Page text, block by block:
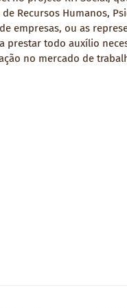
Recursos Humanos,
empresas, ou as
prestar todo auxílio
no mercado de